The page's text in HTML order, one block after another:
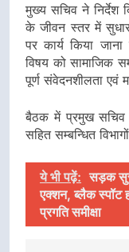
मुख्य सचिव ने निर्देश
के जीवन स्तर में सुधार,
पर कार्य किया
विषय को सामाजिक
पूर्ण संवेदनशीलता एवं
बैठक में प्रमुख सचिव
सहित सम्बन्धित
ये भी पढ़ें: सड़क
एक्शन, ब्लैक स्पॉट
प्रगति समीक्षा